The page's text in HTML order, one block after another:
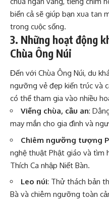
biển cả sẽ giúp bạn xua tan
trong cuộc sống.
3. Những hoạt động
Chùa Ông Núi
Đến với Chùa Ông Núi, du
ngưỡng vẻ đẹp kiến trúc và
có thể tham gia vào nhiều
Viếng chùa, cầu an:
may mắn cho gia đình và
Chiêm ngưỡng tượng
nghệ thuật Phật giáo và tìm
Thích Ca nhập Niết Bàn.
Leo núi: Thử thách bản
Bà và chiêm ngưỡng toàn